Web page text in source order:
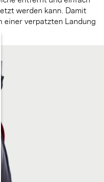
werden kann. Damit
einer verpatzten Landung